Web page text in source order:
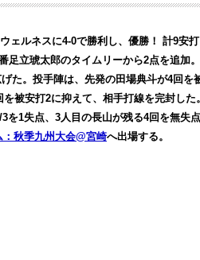
ェルネスに4-0で勝利し、優勝！ 計9安
足立琥太郎のタイムリーから2点を追加
た。投手陣は、先発の田場典斗が4回
被安打2に抑えて、相手打線を完封し
を1失点、3人目の長山が残る4回を無失
：秋季九州大会@宮崎へ出場する。